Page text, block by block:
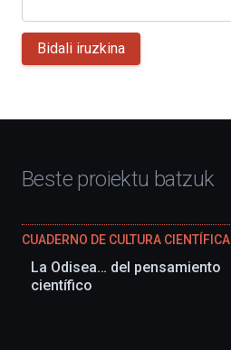
Bidali iruzkina
Beste proiektu batzuk
CUADERNO DE CULTURA CIENTÍFICA
La Odisea… del pensamiento
científico